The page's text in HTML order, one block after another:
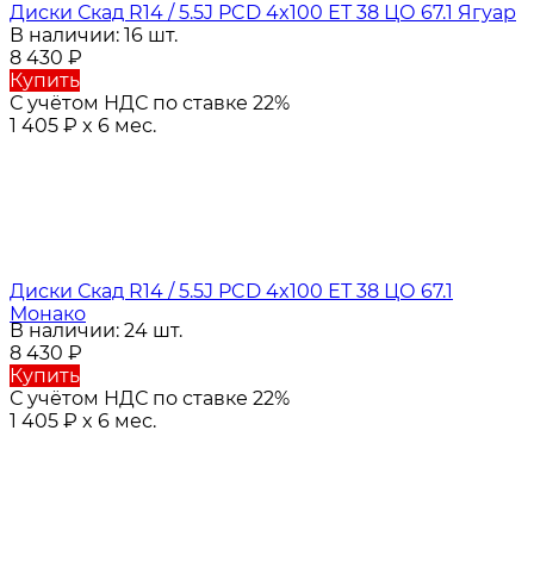
Диски Скад R14 / 5.5J PCD 4x100 ЕТ 38 ЦО 67.1 Ягуар
В наличии: 16 шт.
8 430 ₽
Купить
С учётом НДС по ставке 22%
1 405 ₽ x 6 мес.
Диски Скад R14 / 5.5J PCD 4x100 ЕТ 38 ЦО 67.1
Монако
В наличии: 24 шт.
8 430 ₽
Купить
С учётом НДС по ставке 22%
1 405 ₽ x 6 мес.